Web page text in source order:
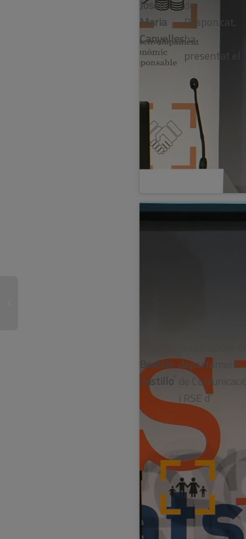
Josep
Maria
Canyelles
de
Respon.cat,
ha
presentat el
Beatriz
Castillo
,
departament
de Comunicació
i RSE d’